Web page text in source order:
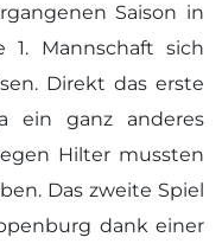
Saison in
1. Mannschaft sich
Direkt das erste
ein ganz anderes
Hilter mussten
Das zweite Spiel
dank einer